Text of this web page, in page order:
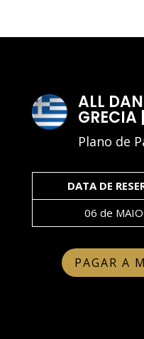
ALL
Plano de
DATA DE
06 de MAIO
PAGAR A